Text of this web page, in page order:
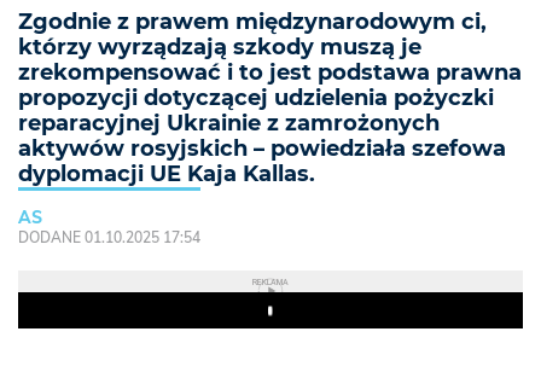
Zgodnie z prawem międzynarodowym ci,
którzy wyrządzają szkody muszą je
zrekompensować i to jest podstawa prawna
propozycji dotyczącej udzielenia pożyczki
reparacyjnej Ukrainie z zamrożonych
aktywów rosyjskich – powiedziała szefowa
dyplomacji UE Kaja Kallas.
AS
DODANE 01.10.2025 17:54
REKLAMA
Play